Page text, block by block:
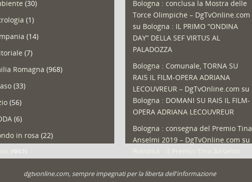
(30)
(1)
(14)
(7)
Romagna (968)
(33)
(56)
(6)
in rosa (22)
(992)
Bologna : conclusa la Mostra delle
Torce Olimpiche – DgTvOnline.com
su Bologna : IL PRIMO “ONDINA
DAY” DELLA SEF VIRTUS AL
PALADOZZA
Bologna : Comunale, TORNA SU
RAI5 IL FILM-OPERA ADRIANA
LECOUVREUR – DgTvOnline.com su
Bologna : DOMANI SU RAI5 IL FILM-
OPERA ADRIANA LECOUVREUR
Bologna : consegna del Premio Tina
Anselmi 2019 – DgTvOnline.com su
dgtvonline.com, sempre impegnati per la liberta dell'informazione